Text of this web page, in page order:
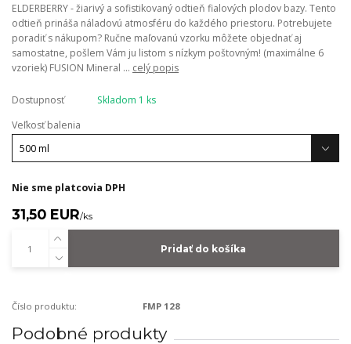
ELDERBERRY - žiarivý a sofistikovaný odtieň fialových plodov bazy. Tento
odtieň prináša náladovú atmosféru do každého priestoru. Potrebujete
poradiť s nákupom? Ručne maľovanú vzorku môžete objednať aj
samostatne, pošlem Vám ju listom s nízkym poštovným! (maximálne 6
vzoriek) FUSION Mineral ... celý popis
Dostupnosť
Skladom 1 ks
Veľkosť balenia
Nie sme platcovia DPH
31,50 EUR/ks
Pridať do košíka
Číslo produktu: FMP 128
Podobné produkty